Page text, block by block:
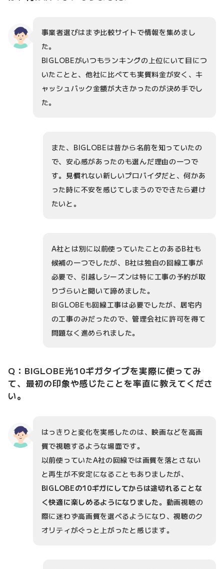
事業者選びはまず比較サイトで情報を集めまし
た。
BIGLOBEがいつもランキングの上位にいて目につ
いたことと、他社に比べても実質料金が安く、キ
ャッシュバック金額が大きかったのが決め手でし
た。
また、BIGLOBEは昔から名前を知っていたの
で、安心感があったのも選んだ理由の一つで
す。見慣れない新しいプロバイダだと、何かあ
った時に不安を感じてしまうのでできたら避け
たいと。
A社とは別に以前使っていたことのあるB社も
候補の一つでしたが、B社は独自の回線工事が
必要で、引越しシーズンは特に工事の予約が取
りづらいと聞いて諦めました。
BIGLOBEも回線工事は必要でしたが、居宅内
の工事のみだったので、管理会社に許可を得て
問題なく進められました。
Q：BIGLOBE光10ギガタイプを実際に使ってみ
て、最初の印象や感じたことを率直に教えてくださ
い。
はっきりと変化を実感したのは、映画などを高画
質で視聴するような場面です。
以前使っていたA社の回線では画質を落とさない
と再生が不安定になることもありましたが、
BIGLOBEの10ギガにしてからは途切れることな
く快適に楽しめるようになりました。動画視聴の
際に迷わず高画質を選べるようになり、視聴のク
オリティがぐっと上がったと感じます。